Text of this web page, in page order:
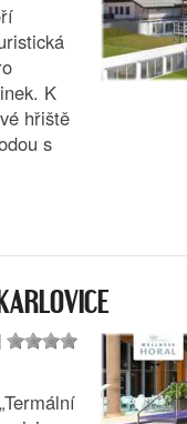
K
hřiště
s
|